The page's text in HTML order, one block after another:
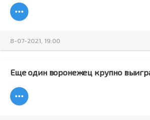
8-07-2021, 19:00
Еще один воронежец крупно